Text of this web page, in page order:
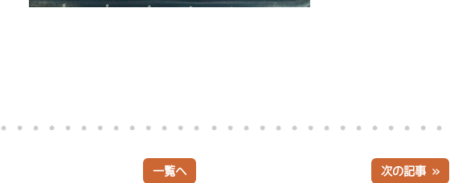
一覧へ 次の記事 »